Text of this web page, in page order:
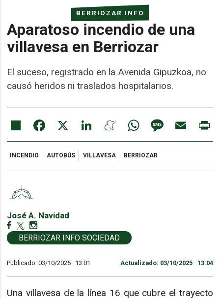
BERRIOZAR INFO
Aparatoso incendio de una
villavesa en Berriozar
El suceso, registrado en la Avenida Gipuzkoa, no
causó heridos ni traslados hospitalarios.
Share Facebook LinkedIn MeneameWhatsAppMessageEmail
INCENDIO AUTOBÚS VILLAVESA BERRIOZAR
José A. Navidad
BERRIOZAR INFO SOCIEDAD
Publicado: 03/10/2025 · 13:01 Actualizado: 03/10/2025 · 13:04
Una villavesa de la línea 16 que cubre el trayecto